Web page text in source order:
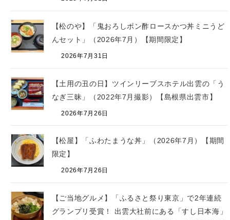
【松のや】「鬼おろしポン酢ロースかつ丼ミニうど
んセット」（2026年7月）【期間限定】
2026年7月31日
【土用の丑の日】ツインリーブスホテル出雲の「う
なぎ三昧」（2022年7月撮影）【島根県出雲市】
2026年7月26日
【松屋】「ふわたまうな丼」（2026年7月）【期間
限定】
2026年7月26日
【ご当地グルメ】「ふるさと祭り東京」で2年連続
グランプリ受賞！ 出雲大社前にある「すし日本海」